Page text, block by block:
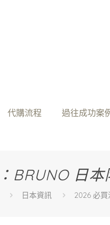
代購流程 過往成功案
BRUNO 日
日本資訊 2026 必